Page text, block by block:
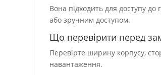
Вона підходить для доступу до
або зручним доступом.
Що перевірити перед
Перевірте ширину корпусу,
навантаження.